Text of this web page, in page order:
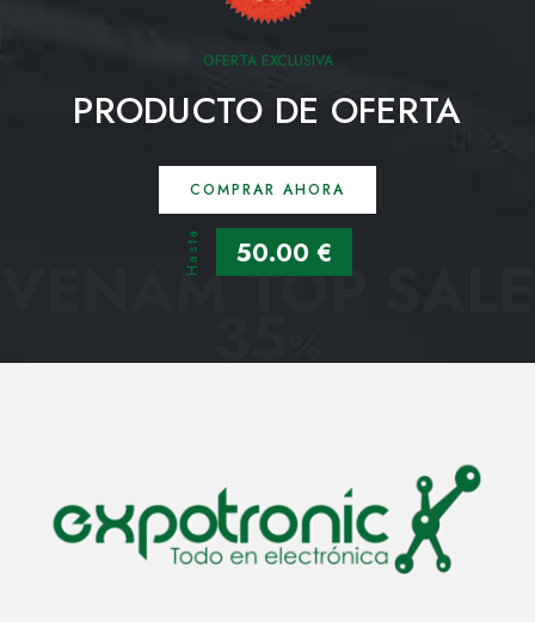
OFERTA EXCLUSIVA
PRODUCTO DE OFERTA
COMPRAR AHORA
Hasta 50.00 €
VENAM TOP SALE
35